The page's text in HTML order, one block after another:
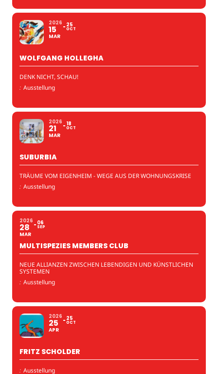
2026
15
MAR
25
OCT
WOLFGANG HOLLEGHA
DENK NICHT, SCHAU!
: Ausstellung
2026
21
MAR
18
OCT
SUBURBIA
TRÄUME VOM EIGENHEIM - WEGE AUS DER WOHNUNGSKRISE
: Ausstellung
2026
28
MAR
06
SEP
MULTISPEZIES MEMBERS CLUB
NEUE ALLIANZEN ZWISCHEN LEBENDIGEN UND KÜNSTLICHEN
SYSTEMEN
: Ausstellung
2026
25
APR
25
OCT
FRITZ SCHOLDER
: Ausstellung